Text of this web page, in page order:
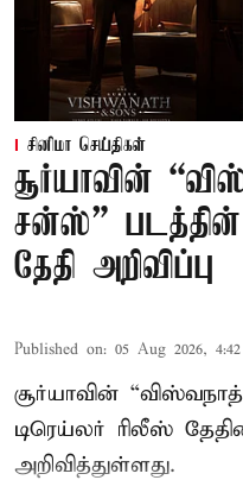
சினிமா செய்திகள்
சூர்யாவின்
சன்ஸ்” படத்தின்
தேதி அறிவிப்பு
Published on: 05 Aug 2026,
சூர்யாவின்
டிரெய்லர் ரிலீஸ்
அறிவித்துள்ளது.